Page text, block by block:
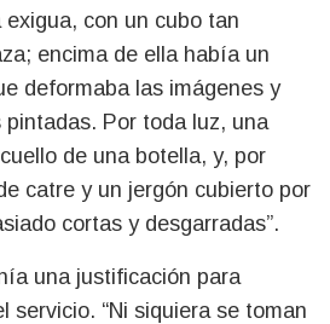
con un cubo tan
encima de ella había un
deformaba las imágenes y
Por toda luz, una
de una botella, y, por
catre y un jergón cubierto por
cortas y desgarradas”.
una justificación para
servicio. “Ni siquiera se toman